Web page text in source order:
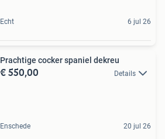
Echt 6 jul 26
Prachtige cocker spaniel dekreu
€ 550,00 Details
Enschede 20 jul 26